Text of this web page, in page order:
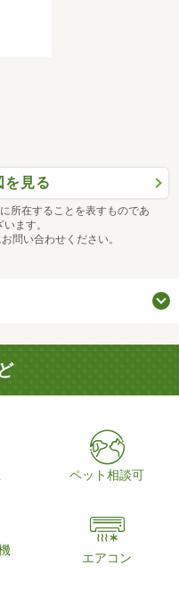
を見る
所在することを表すものであ
ます。
問い合わせください。
ペット相談可
エアコン